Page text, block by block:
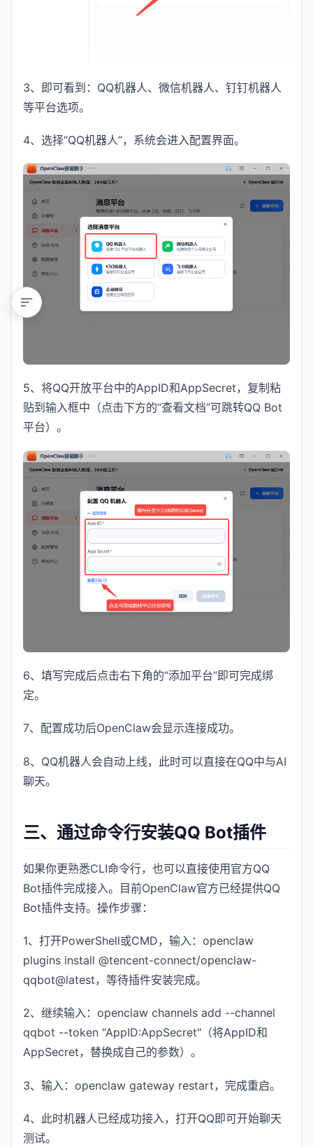
3、即可看到：QQ机器人、微信机器人、钉钉机器人
等平台选项。
4、选择“QQ机器人”，系统会进入配置界面。
5、将QQ开放平台中的AppID和AppSecret，复制粘
贴到输入框中（点击下方的“查看文档”可跳转QQ Bot
平台）。
6、填写完成后点击右下角的“添加平台”即可完成绑
定。
7、配置成功后OpenClaw会显示连接成功。
8、QQ机器人会自动上线，此时可以直接在QQ中与AI
聊天。
三、通过命令行安装QQ Bot插件
如果你更熟悉CLI命令行，也可以直接使用官方QQ
Bot插件完成接入。目前OpenClaw官方已经提供QQ
Bot插件支持。操作步骤：
1、打开PowerShell或CMD，输入：openclaw
plugins install @tencent-connect/openclaw-
qqbot@latest，等待插件安装完成。
2、继续输入：openclaw channels add --channel
qqbot --token "AppID:AppSecret"（将AppID和
AppSecret，替换成自己的参数）。
3、输入：openclaw gateway restart，完成重启。
4、此时机器人已经成功接入，打开QQ即可开始聊天
测试。